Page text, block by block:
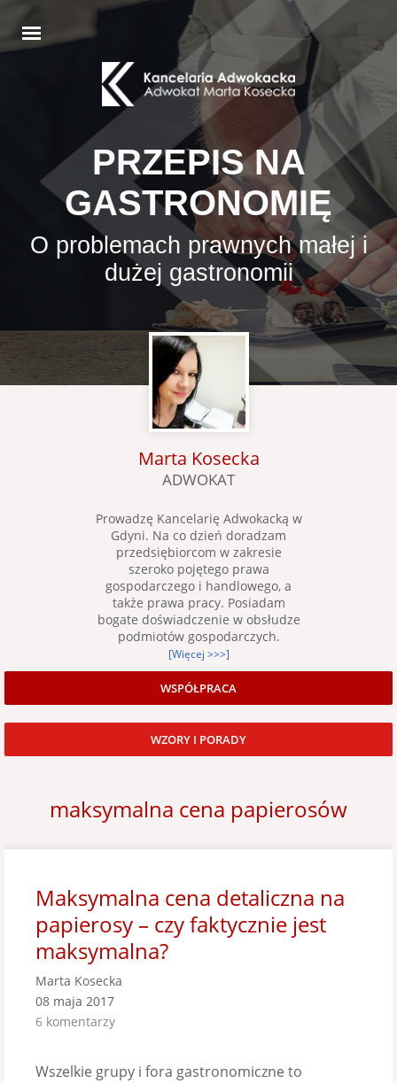
PRZEPIS NA
GASTRONOMIĘ
O problemach prawnych małej i
dużej gastronomii
Marta Kosecka
ADWOKAT
Prowadzę Kancelarię Adwokacką w
Gdyni. Na co dzień doradzam
przedsiębiorcom w zakresie
szeroko pojętego prawa
gospodarczego i handlowego, a
także prawa pracy. Posiadam
bogate doświadczenie w obsłudze
podmiotów gospodarczych.
[Więcej >>>]
WSPÓŁPRACA
WZORY I PORADY
maksymalna cena papierosów
Maksymalna cena detaliczna na
papierosy – czy faktycznie jest
maksymalna?
Marta Kosecka
08 maja 2017
6 komentarzy
Wszelkie grupy i fora gastronomiczne to